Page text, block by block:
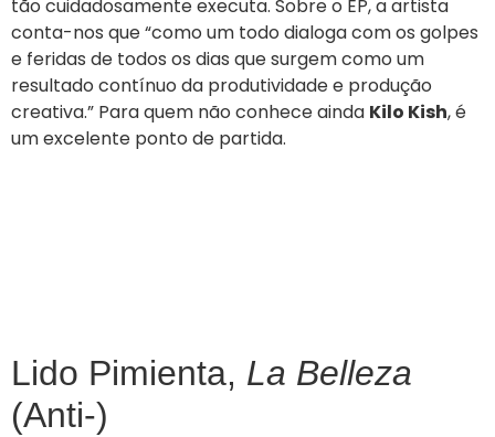
tão cuidadosamente executa. Sobre o EP, a artista
conta-nos que “como um todo dialoga com os golpes
e feridas de todos os dias que surgem como um
resultado contínuo da produtividade e produção
creativa.” Para quem não conhece ainda Kilo Kish, é
um excelente ponto de partida.
Lido Pimienta, La Belleza
(Anti-)